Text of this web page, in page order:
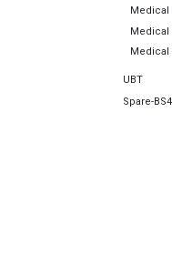
Medical
Medical
Medical
UBT
Spare-